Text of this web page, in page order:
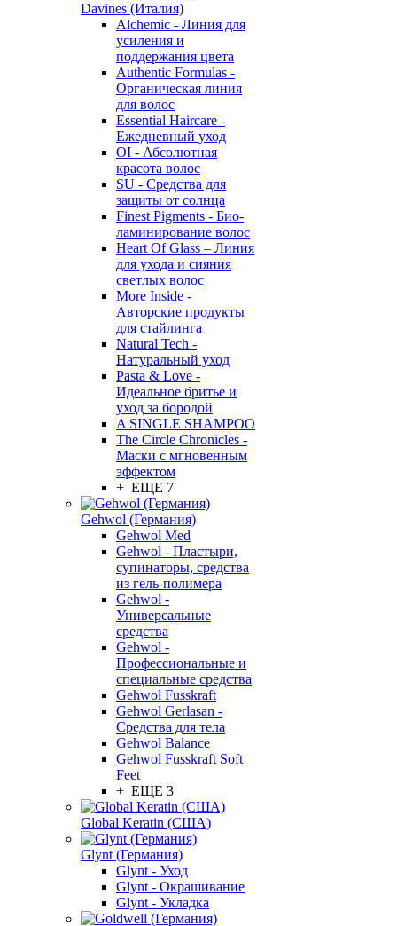
Davines (Италия)
Alchemic - Линия для
усиления и
поддержания цвета
Authentic Formulas -
Органическая линия
для волос
Essential Haircare -
Eжедневный уход
OI - Абсолютная
красота волос
SU - Средства для
защиты от солнца
Finest Pigments - Био-
ламинирование волос
Heart Of Glass – Линия
для ухода и сияния
светлых волос
More Inside -
Авторские продукты
для стайлинга
Natural Tech -
Натуральный уход
Pasta & Love -
Идеальное бритье и
уход за бородой
A SINGLE SHAMPOO
The Circle Chronicles -
Маски с мгновенным
эффектом
+ ЕЩЕ 7
Gehwol (Германия)
Gehwol Med
Gehwol - Пластыри,
супинаторы, средства
из гель-полимера
Gehwol -
Универсальные
средства
Gehwol -
Профессиональные и
специальные средства
Gehwol Fusskraft
Gehwol Gerlasan -
Средства для тела
Gehwol Balance
Gehwol Fusskraft Soft
Feet
+ ЕЩЕ 3
Global Keratin (США)
Glynt (Германия)
Glynt - Уход
Glynt - Окрашивание
Glynt - Укладка